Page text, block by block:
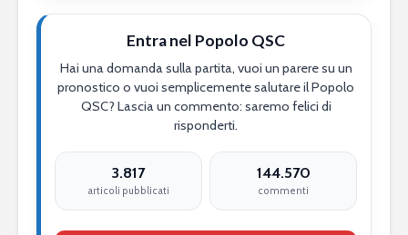
Entra nel Popolo QSC
Hai una domanda sulla partita, vuoi un parere su un
pronostico o vuoi semplicemente salutare il Popolo
QSC? Lascia un commento: saremo felici di
risponderti.
3.817
articoli pubblicati
144.570
commenti